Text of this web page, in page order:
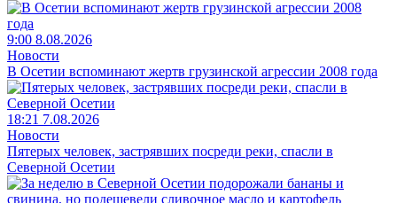
9:00 8.08.2026
Новости
В Осетии вспоминают жертв грузинской агрессии 2008 года
18:21 7.08.2026
Новости
Пятерых человек, застрявших посреди реки, спасли в
Северной Осетии